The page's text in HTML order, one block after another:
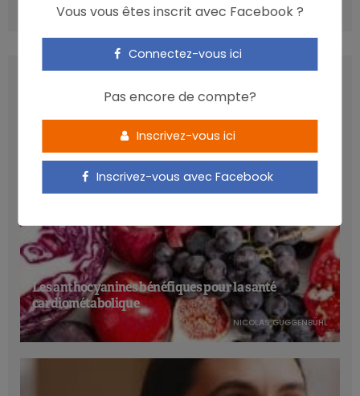
COMMENTS (0)
LATEST POSTS
Les anthocyanines bénéfiques pour la santé
cardiométabolique
NICOLAS GUGGENBÜHL
Vous vous êtes inscrit avec Facebook ?
Connectez-vous ici
Pas encore de compte?
Inscrivez-vous ici
Inscrivez-vous avec Facebook